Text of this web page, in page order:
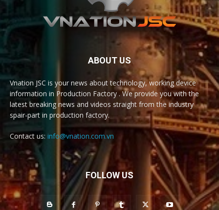
ABOUT US
Vnation JSC is your news about technology, working device
information in Production Factory . We provide you with the
latest breaking news and videos straight from the industry
spair-part in production factory.
Contact us: info@vnation.com.vn
FOLLOW US